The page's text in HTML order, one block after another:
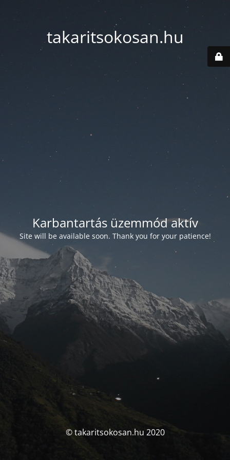
takaritsokosan.hu
Karbantartás üzemmód aktív
Site will be available soon. Thank you for your patience!
© takaritsokosan.hu 2020